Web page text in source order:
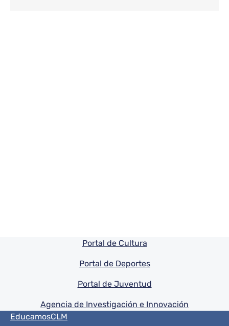
Pie de pagina información
Portal de Cultura
Portal de Deportes
Portal de Juventud
Agencia de Investigación e Innovación
Menú del pie
EducamosCLM